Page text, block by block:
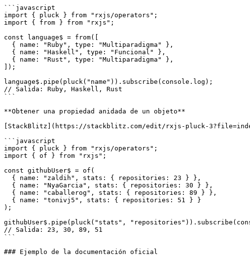
```javascript
import { pluck } from "rxjs/operators";
import { from } from "rxjs";
const language$ = from([
]);
language$.pipe(pluck("name")).subscribe(console.log);
// Salida: Ruby, Haskell, Rust
```
**Obtener una propiedad anidada de un objeto**
[StackBlitz](https://stackblitz.com/edit/rxjs-pluck-
```javascript
import { pluck } from "rxjs/operators";
import { of } from "rxjs";
const githubUser$ = of(
);
githubUser$.pipe(pluck("stats",
// Salida: 23, 30, 89, 51
```
### Ejemplo de la documentación oficial